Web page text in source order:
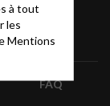
FAQ
à tout
les
Mentions